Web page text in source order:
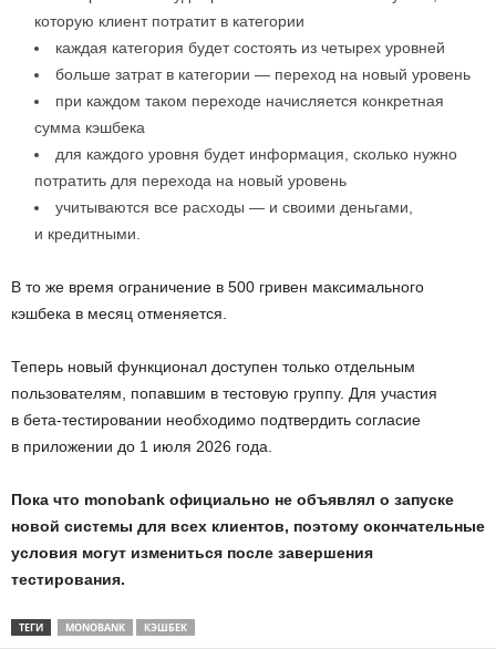
которую клиент потратит в категории
каждая категория будет состоять из четырех уровней
больше затрат в категории — переход на новый уровень
при каждом таком переходе начисляется конкретная
сумма кэшбека
для каждого уровня будет информация, сколько нужно
потратить для перехода на новый уровень
учитываются все расходы — и своими деньгами,
и кредитными.
В то же время ограничение в 500 гривен максимального
кэшбека в месяц отменяется.
Теперь новый функционал доступен только отдельным
пользователям, попавшим в тестовую группу. Для участия
в бета-тестировании необходимо подтвердить согласие
в приложении до 1 июля 2026 года.
Пока что monobank официально не объявлял о запуске
новой системы для всех клиентов, поэтому окончательные
условия могут измениться после завершения
тестирования.
ТЕГИ MONOBANK КЭШБЕК